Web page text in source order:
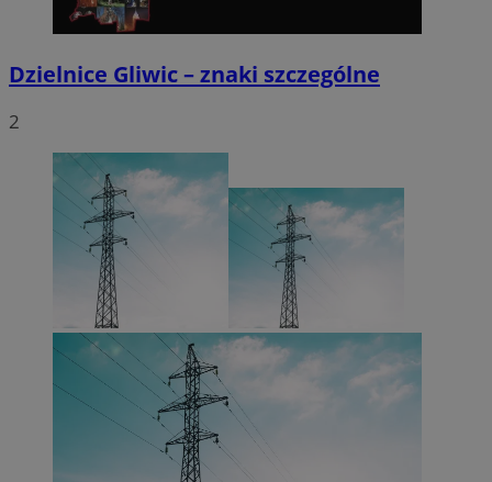
Dzielnice Gliwic – znaki szczególne
2